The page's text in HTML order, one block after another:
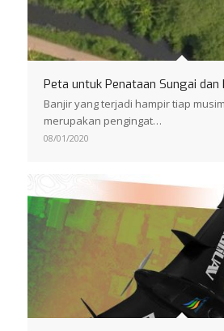
Peta untuk Penataan Sungai dan
Banjir yang terjadi hampir tiap
merupakan pengingat…
08/01/2020